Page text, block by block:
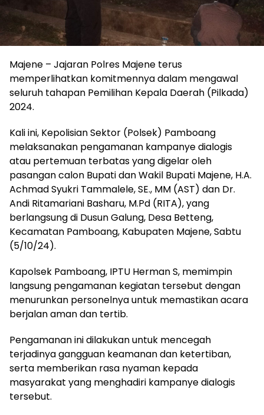
Majene – Jajaran Polres Majene terus
memperlihatkan komitmennya dalam mengawal
seluruh tahapan Pemilihan Kepala Daerah (Pilkada)
2024.
Kali ini, Kepolisian Sektor (Polsek) Pamboang
melaksanakan pengamanan kampanye dialogis
atau pertemuan terbatas yang digelar oleh
pasangan calon Bupati dan Wakil Bupati Majene, H.A.
Achmad Syukri Tammalele, SE., MM (AST) dan Dr.
Andi Ritamariani Basharu, M.Pd (RITA), yang
berlangsung di Dusun Galung, Desa Betteng,
Kecamatan Pamboang, Kabupaten Majene, Sabtu
(5/10/24).
Kapolsek Pamboang, IPTU Herman S, memimpin
langsung pengamanan kegiatan tersebut dengan
menurunkan personelnya untuk memastikan acara
berjalan aman dan tertib.
Pengamanan ini dilakukan untuk mencegah
terjadinya gangguan keamanan dan ketertiban,
serta memberikan rasa nyaman kepada
masyarakat yang menghadiri kampanye dialogis
tersebut.